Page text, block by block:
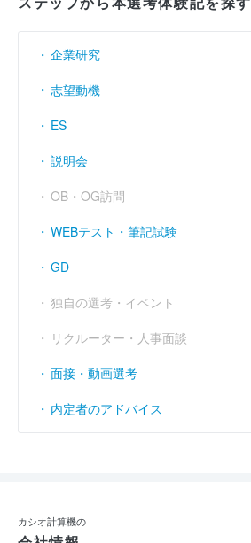
企業研究
志望動機
ES
説明会
OB・OG訪問
WEBテスト・筆記試験
GD
独自の選考・イベント
リクルーター・人事面談
面接・動画選考
内定者のアドバイス
カシオ計算機の